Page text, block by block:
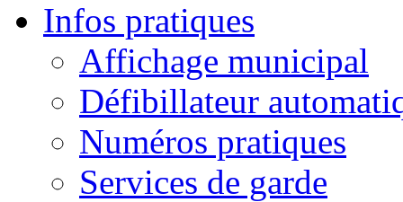
Infos pratiques
Affichage municipal
Défibillateur
Numéros pratiques
Services de garde